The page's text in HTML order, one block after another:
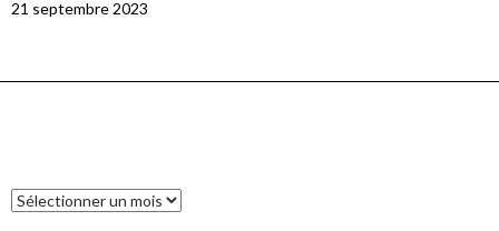
21 septembre 2023
Archives